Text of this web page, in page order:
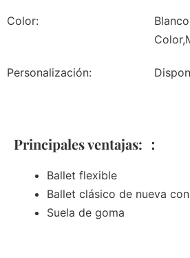
Color:
Personalización:
Principales ventajas: ：
Ballet flexible
Ballet clásico de nueva
Suela de goma